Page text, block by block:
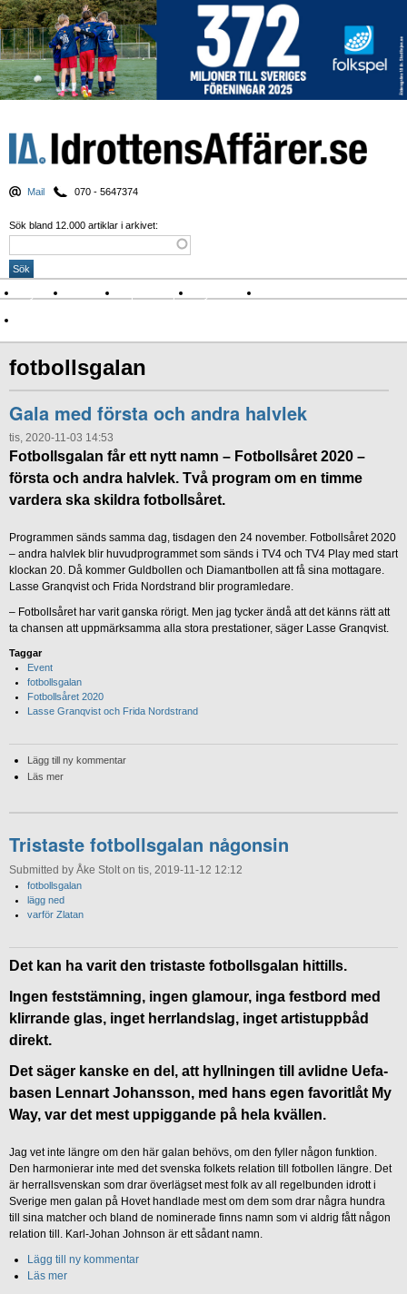
Mail 070 - 5647374
Sök bland 12.000 artiklar i arkivet:
Nyheter Krönikor Sport & spel Nyhetsbrev
fotbollsgalan
Gala med första och andra halvlek
tis, 2020-11-03 14:53
Fotbollsgalan får ett nytt namn – Fotbollsåret 2020 –
första och andra halvlek. Två program om en timme
vardera ska skildra fotbollsåret.
Programmen sänds samma dag, tisdagen den 24 november. Fotbollsåret 2020
– andra halvlek blir huvudprogrammet som sänds i TV4 och TV4 Play med start
klockan 20. Då kommer Guldbollen och Diamantbollen att få sina mottagare.
Lasse Granqvist och Frida Nordstrand blir programledare.
– Fotbollsåret har varit ganska rörigt. Men jag tycker ändå att det känns rätt att
ta chansen att uppmärksamma alla stora prestationer, säger Lasse Granqvist.
Taggar
Event
fotbollsgalan
Fotbollsåret 2020
Lasse Granqvist och Frida Nordstrand
Lägg till ny kommentar
Läs mer
Tristaste fotbollsgalan någonsin
Submitted by Åke Stolt on tis, 2019-11-12 12:12
fotbollsgalan
lägg ned
varför Zlatan
Det kan ha varit den tristaste fotbollsgalan hittills.
Ingen feststämning, ingen glamour, inga festbord med
klirrande glas, inget herrlandslag, inget artistuppbåd
direkt.
Det säger kanske en del, att hyllningen till avlidne Uefa-
basen Lennart Johansson, med hans egen favoritlåt My
Way, var det mest uppiggande på hela kvällen.
Jag vet inte längre om den här galan behövs, om den fyller någon funktion.
Den harmonierar inte med det svenska folkets relation till fotbollen längre. Det
är herrallsvenskan som drar överlägset mest folk av all regelbunden idrott i
Sverige men galan på Hovet handlade mest om dem som drar några hundra
till sina matcher och bland de nominerade finns namn som vi aldrig fått någon
relation till. Karl-Johan Johnson är ett sådant namn.
Lägg till ny kommentar
Läs mer